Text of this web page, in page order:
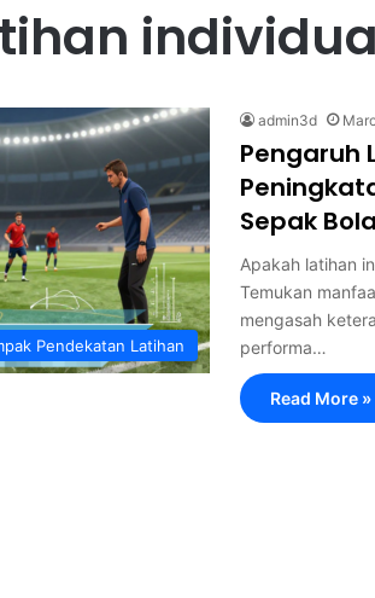
Pendekatan Latihan
admin3d
Pengaruh
Sepak Bola
Apakah latihan
Temukan
mengasah
performa…
Read More »